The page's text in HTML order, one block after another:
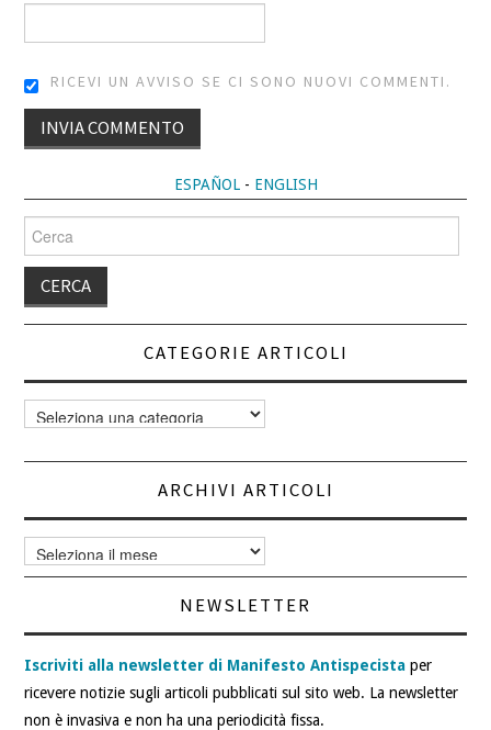
RICEVI UN AVVISO SE CI SONO NUOVI COMMENTI.
ESPAÑOL- ENGLISH
per:
CATEGORIE ARTICOLI
Categorie
articoli
ARCHIVI ARTICOLI
Archivi
articoli
NEWSLETTER
Iscriviti alla newsletter di Manifesto Antispecista per
ricevere notizie sugli articoli pubblicati sul sito web. La newsletter
non è invasiva e non ha una periodicità fissa.